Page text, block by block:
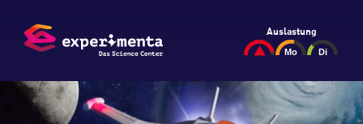
Auslastung